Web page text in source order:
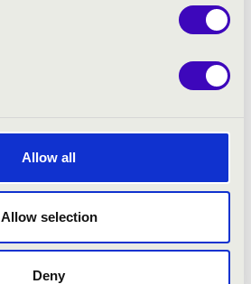
Allow all
Allow selection
Deny